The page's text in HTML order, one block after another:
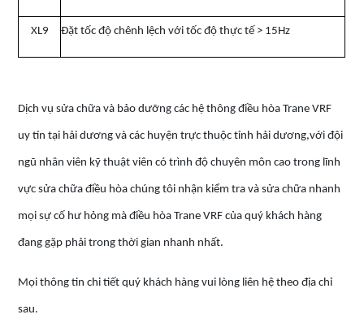
XL9 Đặt tốc độ chênh lệch với tốc độ thực tế > 15Hz
Dịch vụ sửa chữa và bảo dưỡng các hệ thông điều hòa Trane VRF
uy tín tại hải dương và các huyện trực thuộc tỉnh hải dương,với đội
ngũ nhân viên kỹ thuật viên có trình độ chuyên môn cao trong lĩnh
vực sửa chữa điều hòa chúng tôi nhận kiểm tra và sửa chữa nhanh
mọi sự cố hư hỏng mà điều hòa Trane VRF của quý khách hàng
đang gặp phải trong thời gian nhanh nhất.
Mọi thông tin chi tiết quý khách hàng vui lòng liên hệ theo địa chỉ
sau.